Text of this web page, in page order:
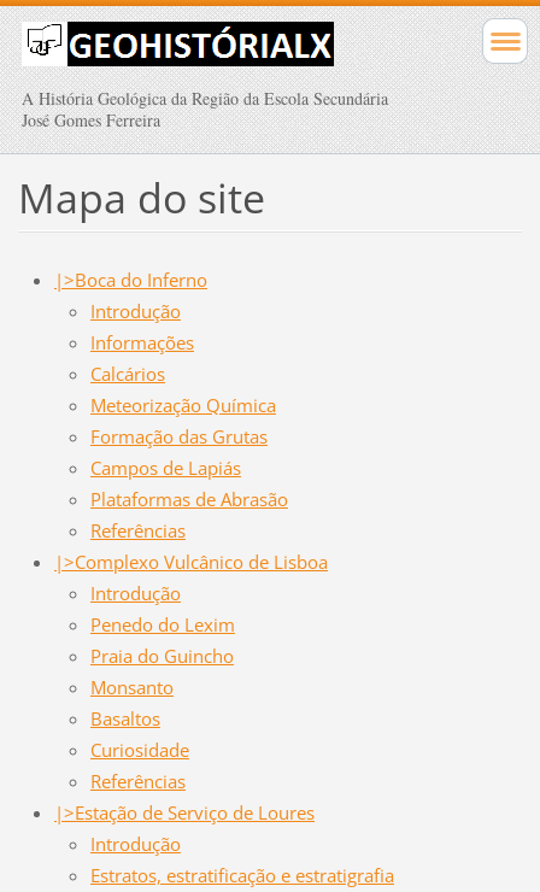
A História Geológica da Região da Escola Secundária
José Gomes Ferreira
Mapa do site
|>Boca do Inferno
Introdução
Informações
Calcários
Meteorização Química
Formação das Grutas
Campos de Lapiás
Plataformas de Abrasão
Referências
|>Complexo Vulcânico de Lisboa
Introdução
Penedo do Lexim
Praia do Guincho
Monsanto
Basaltos
Curiosidade
Referências
|>Estação de Serviço de Loures
Introdução
Estratos, estratificação e estratigrafia